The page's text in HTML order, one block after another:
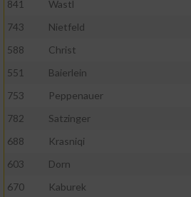
841
Wastl
743
Nietfeld
588
Christ
551
Baierlein
753
Peppenauer
782
Satzinger
688
Krasniqi
603
Dorn
670
Kaburek